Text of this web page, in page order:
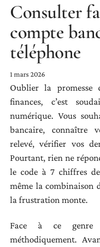
Consulter
compte
téléphone
1 mars 2026
Oublier la promesse
finances, c’est
numérique. Vous
bancaire, connaître
relevé, vérifier vos
Pourtant, rien ne
le code à 7 chiffres
même la combinaison
la frustration monte.
Face à ce
méthodiquement.